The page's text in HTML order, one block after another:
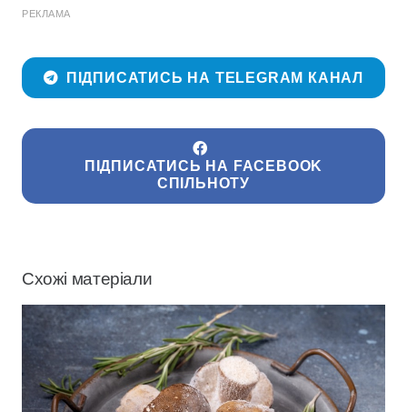
РЕКЛАМА
ПІДПИСАТИСЬ НА TELEGRAM КАНАЛ
ПІДПИСАТИСЬ НА FACEBOOK
СПІЛЬНОТУ
Схожі матеріали